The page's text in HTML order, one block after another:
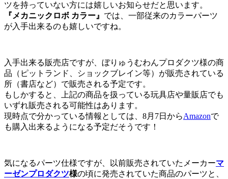
ツを持っていない方には嬉しいお知らせだと思います。
『メカニックロボ カラー』 では、一部従来のカラーパーツ
が入手出来るのも嬉しいですね。
入手出来る販売店ですが、ぼりゅうむわんプロダクツ様の商
品（ピットランド、ショックブレイン等）が販売されている
所（書店など）で販売される予定です。
もしかすると、上記の商品を扱っている玩具店や量販店でも
いずれ販売される可能性はあります。
現時点で分かっている情報としては、8月7日からAmazonで
も購入出来るようになる予定だそうです！
気になるパーツ仕様ですが、以前販売されていたメーカーマ
ーゼンプロダクツ様の頃に発売されていた商品のパーツと、